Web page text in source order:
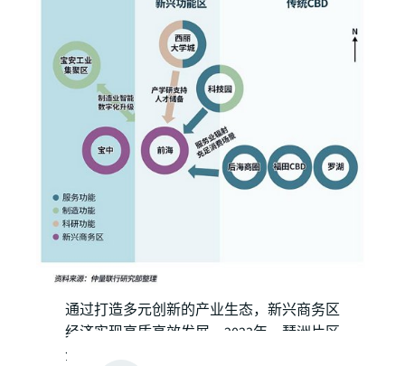
通过打造多元创新的产业生态，新兴商务区
经济实现高质高效发展。2023年，琶洲片区
企业实现营业收入4,479.17亿元，同比增长